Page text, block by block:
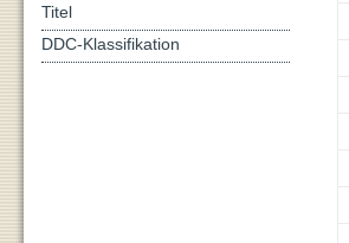
Titel
DDC-Klassifikation